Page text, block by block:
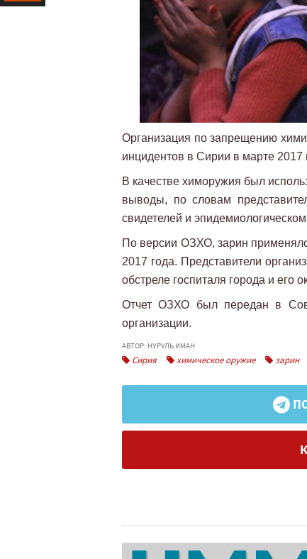
Организация по запрещению
инцидентов в Сирии в марте 2017
В качестве химоружия был
выводы, по словам
свидетелей и
По версии ОЗХО, зарин
2017 года. Представители
обстреле госпиталя города и его
Отчет ОЗХО был передан в
организации.
АВТОР: НУРУЛЬ ИМАН
Сирия химическое оружие зарин